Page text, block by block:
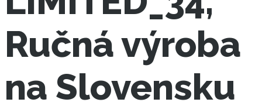
Ručná výroba
na Slovensku